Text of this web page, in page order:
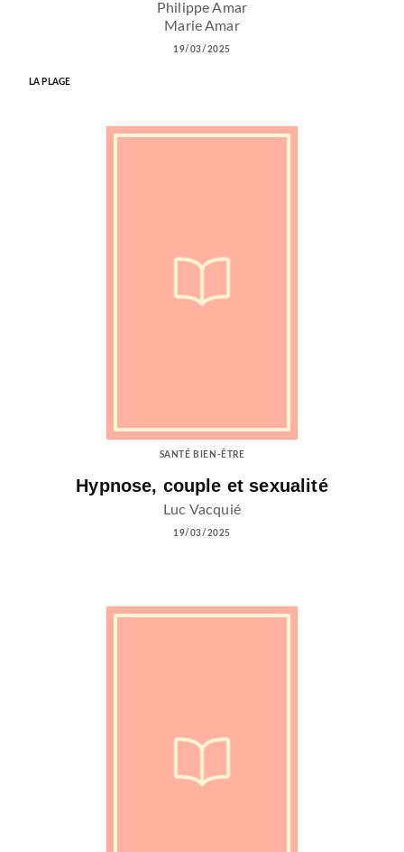
Philippe Amar
Marie Amar
19/03/2025
LA PLAGE
SANTÉ BIEN-ÊTRE
Hypnose, couple et sexualité
Luc Vacquié
19/03/2025